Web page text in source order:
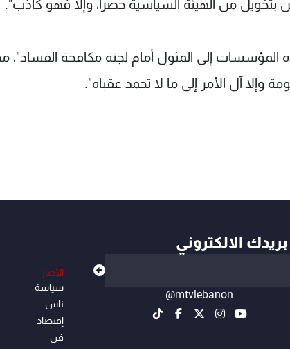
بتخويل من الهيئة السياسية حصرا، وإلا فهو كاذب".
المؤسسات إلى المثول أمام لجنة مكافحة الفساد"،
وإلا آل الأمر إلى ما لا تحمد عقباه".
الالكتروني
@mtvlebanon
الأخبار
سياسة
ناس
إقتصاد
فن